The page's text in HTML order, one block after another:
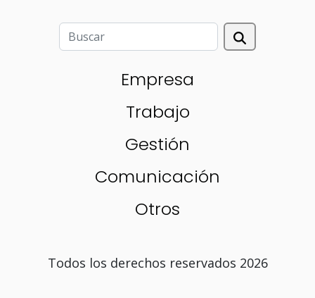
Empresa
Trabajo
Gestión
Comunicación
Otros
Todos los derechos reservados 2026